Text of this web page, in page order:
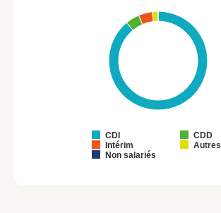
CDI
CDD
Intérim
Autres
Non salariés